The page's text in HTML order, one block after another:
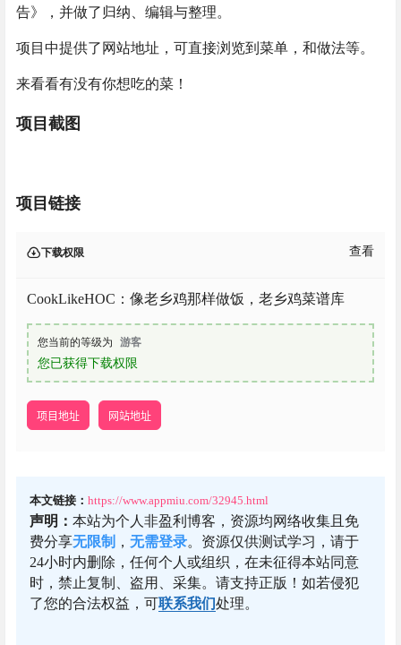
告》，并做了归纳、编辑与整理。
项目中提供了网站地址，可直接浏览到菜单，和做法等。
来看看有没有你想吃的菜！
项目截图
项目链接
下载权限 查看
CookLikeHOC：像老乡鸡那样做饭，老乡鸡菜谱库
您当前的等级为 游客
您已获得下载权限
项目地址 网站地址
本文链接： https://www.appmiu.com/32945.html
声明： 本站为个人非盈利博客，资源均网络收集且免
费分享无限制 ， 无需登录。资源仅供测试学习，请于
24小时内删除，任何个人或组织，在未征得本站同意
时，禁止复制、盗用、采集。请支持正版！如若侵犯
了您的合法权益，可联系我们处理。